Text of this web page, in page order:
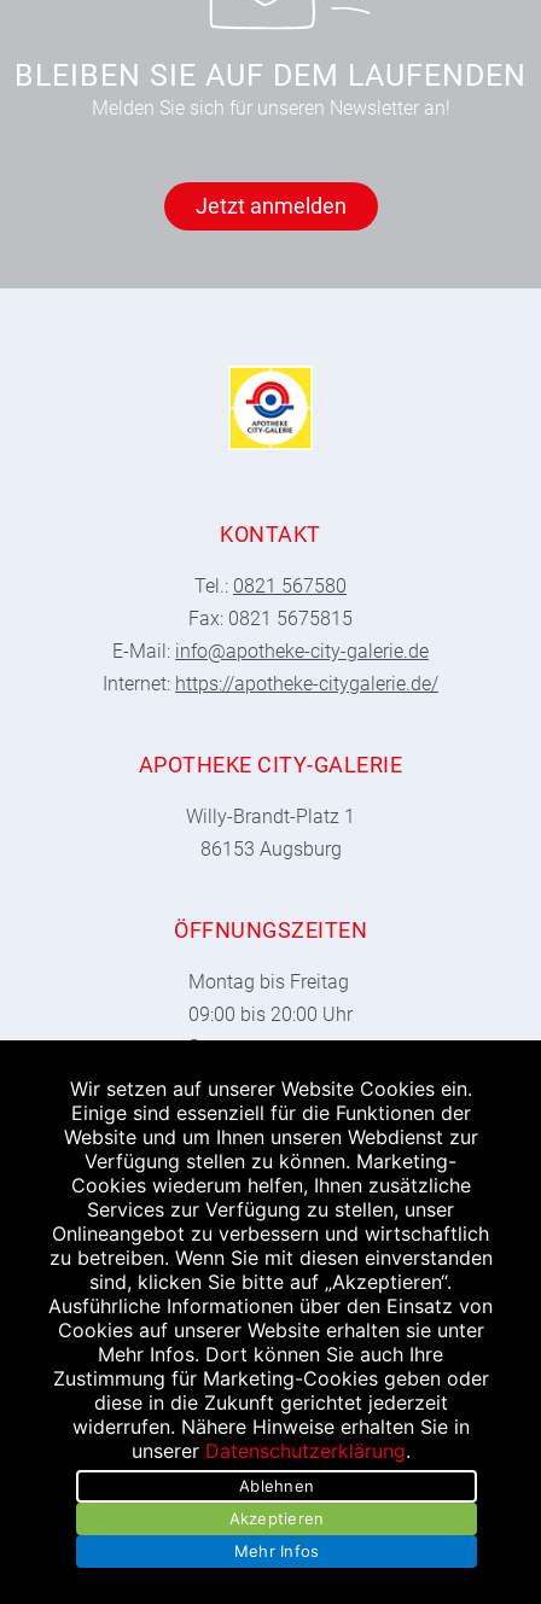
BLEIBEN SIE AUF DEM LAUFENDEN
Melden Sie sich für unseren Newsletter an!
Jetzt anmelden
KONTAKT
Tel.: 0821 567580
Fax: 0821 5675815
E-Mail: info@apotheke-city-galerie.de
Internet: https://apotheke-citygalerie.de/
APOTHEKE CITY-GALERIE
Willy-Brandt-Platz 1
86153 Augsburg
ÖFFNUNGSZEITEN
Montag bis Freitag
09:00 bis 20:00 Uhr
Samstag
09:00 bis 20:00 Uhr
Kontakt
Stellenangebote
Impressum
Datenschutzerklärung
Bildnachweis
Wir setzen auf unserer Website Cookies ein.
Einige sind essenziell für die Funktionen der
Website und um Ihnen unseren Webdienst zur
Verfügung stellen zu können. Marketing-
Cookies wiederum helfen, Ihnen zusätzliche
Services zur Verfügung zu stellen, unser
Onlineangebot zu verbessern und wirtschaftlich
zu betreiben. Wenn Sie mit diesen einverstanden
sind, klicken Sie bitte auf „Akzeptieren“.
Ausführliche Informationen über den Einsatz von
Cookies auf unserer Website erhalten sie unter
Mehr Infos. Dort können Sie auch Ihre
Zustimmung für Marketing-Cookies geben oder
diese in die Zukunft gerichtet jederzeit
widerrufen. Nähere Hinweise erhalten Sie in
unserer Datenschutzerklärung.
Ablehnen
Akzeptieren
Mehr Infos